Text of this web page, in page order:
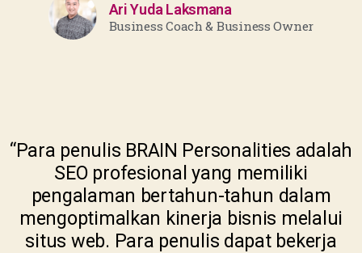
Ari Yuda Laksmana
Business Coach & Business Owner
“Para penulis BRAIN Personalities adalah
SEO profesional yang memiliki
pengalaman bertahun-tahun dalam
mengoptimalkan kinerja bisnis melalui
situs web. Para penulis dapat bekerja